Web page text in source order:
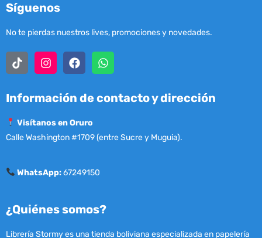
Síguenos
No te pierdas nuestros lives, promociones y novedades.
Información de contacto y dirección
Visítanos en Oruro
Calle Washington #1709 (entre Sucre y Muguia).
WhatsApp:67249150
¿Quiénes somos?
Librería Stormy es una tienda boliviana especializada en papelería